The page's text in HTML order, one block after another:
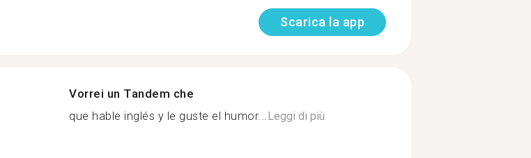
Scarica la app
Vorrei un Tandem che
que hable inglés y le guste el humor...Leggi di più